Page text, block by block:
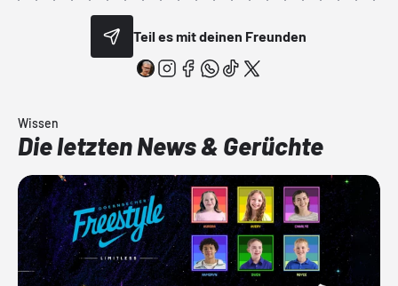
Teil es mit deinen Freunden
Wissen
Die letzten News & Gerüchte